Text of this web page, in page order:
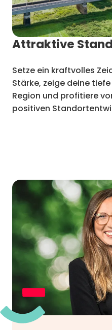
Attraktive
Setze ein kraftvolles
Stärke, zeige deine
Region und profitiere
positiven